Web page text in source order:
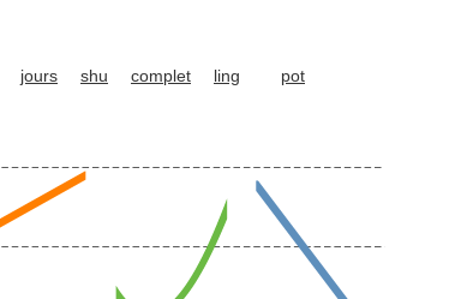
jours shu complet ling pot